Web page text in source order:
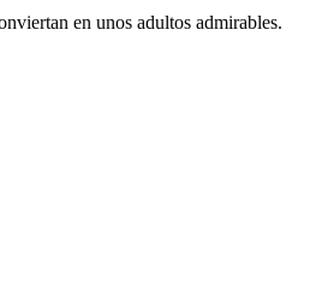
en unos adultos admirables.